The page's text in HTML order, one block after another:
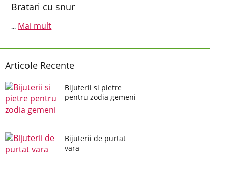
Bratari cu snur
... Mai mult
Articole Recente
Bijuterii si pietre
pentru zodia gemeni
Bijuterii de purtat
vara